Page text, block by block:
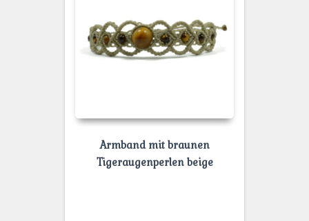
Armband mit braunen
Tigeraugenperlen beige